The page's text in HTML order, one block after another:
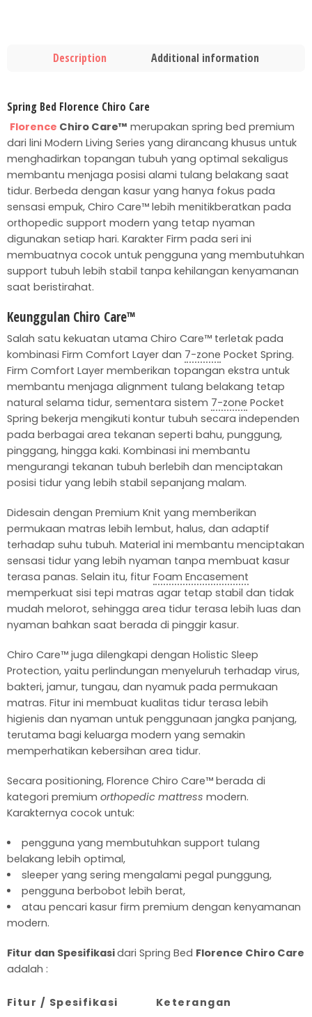
Description Additional information
Spring Bed Florence Chiro Care
Florence Chiro Care™ merupakan spring bed premium
dari lini Modern Living Series yang dirancang khusus untuk
menghadirkan topangan tubuh yang optimal sekaligus
membantu menjaga posisi alami tulang belakang saat
tidur. Berbeda dengan kasur yang hanya fokus pada
sensasi empuk, Chiro Care™ lebih menitikberatkan pada
orthopedic support modern yang tetap nyaman
digunakan setiap hari. Karakter Firm pada seri ini
membuatnya cocok untuk pengguna yang membutuhkan
support tubuh lebih stabil tanpa kehilangan kenyamanan
saat beristirahat.
Keunggulan Chiro Care™
Salah satu kekuatan utama Chiro Care™ terletak pada
kombinasi Firm Comfort Layer dan 7-zone Pocket Spring.
Firm Comfort Layer memberikan topangan ekstra untuk
membantu menjaga alignment tulang belakang tetap
natural selama tidur, sementara sistem 7-zone Pocket
Spring bekerja mengikuti kontur tubuh secara independen
pada berbagai area tekanan seperti bahu, punggung,
pinggang, hingga kaki. Kombinasi ini membantu
mengurangi tekanan tubuh berlebih dan menciptakan
posisi tidur yang lebih stabil sepanjang malam.
Didesain dengan Premium Knit yang memberikan
permukaan matras lebih lembut, halus, dan adaptif
terhadap suhu tubuh. Material ini membantu menciptakan
sensasi tidur yang lebih nyaman tanpa membuat kasur
terasa panas. Selain itu, fitur Foam Encasement
memperkuat sisi tepi matras agar tetap stabil dan tidak
mudah melorot, sehingga area tidur terasa lebih luas dan
nyaman bahkan saat berada di pinggir kasur.
Chiro Care™ juga dilengkapi dengan Holistic Sleep
Protection, yaitu perlindungan menyeluruh terhadap virus,
bakteri, jamur, tungau, dan nyamuk pada permukaan
matras. Fitur ini membuat kualitas tidur terasa lebih
higienis dan nyaman untuk penggunaan jangka panjang,
terutama bagi keluarga modern yang semakin
memperhatikan kebersihan area tidur.
Secara positioning, Florence Chiro Care™ berada di
kategori premium orthopedic mattress modern.
Karakternya cocok untuk:
pengguna yang membutuhkan support tulang
belakang lebih optimal,
sleeper yang sering mengalami pegal punggung,
pengguna berbobot lebih berat,
atau pencari kasur firm premium dengan kenyamanan
modern.
Fitur dan Spesifikasidari Spring Bed Florence Chiro Care
adalah :
Fitur / Spesifikasi Keterangan